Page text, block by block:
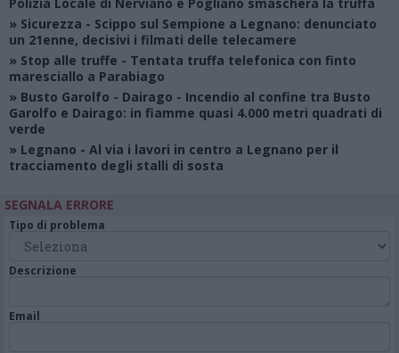
» Sicurezza - Scippo sul Sempione a Legnano: denunciato
un 21enne, decisivi i filmati delle telecamere
» Stop alle truffe - Tentata truffa telefonica con finto
maresciallo a Parabiago
» Busto Garolfo - Dairago - Incendio al confine tra Busto
Garolfo e Dairago: in fiamme quasi 4.000 metri quadrati di
verde
» Legnano - Al via i lavori in centro a Legnano per il
tracciamento degli stalli di sosta
SEGNALA ERRORE
Tipo di problema
Descrizione
Email